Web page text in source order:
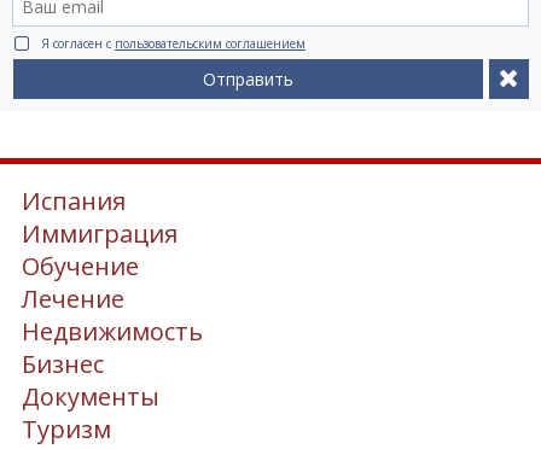
Я согласен с пользовательским соглашением
Отправить
Испания
Иммиграция
Обучение
Лечение
Недвижимость
Бизнес
Документы
Туризм